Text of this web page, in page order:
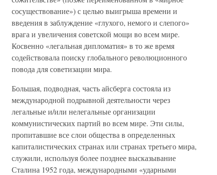
сосуществование») с целью выигрыша времени и
введения в заблуждение «глухого, немого и слепого»
врага и увеличения советской мощи во всем мире.
Косвенно «легальная дипломатия» в то же время
содействовала поиску глобального революционного
повода для советизации мира.
Большая, подводная, часть айсберга состояла из
международной подрывной деятельности через
легальные и/или нелегальные организации
коммунистических партий во всем мире. Эти силы,
пропитавшие все слои общества в определенных
капиталистических странах или странах третьего мира,
служили, используя более позднее высказывание
Сталина 1952 года, международными «ударными